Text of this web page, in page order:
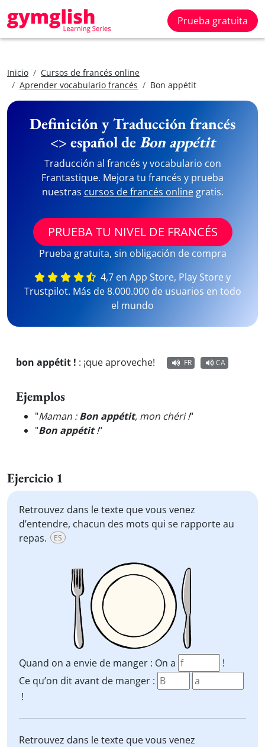
Prueba gratuita
Inicio
Cursos de francés online
Aprender vocabulario francés
Bon appétit
Definición y Traducción francés
<> español deBon appétit
Traducción al francés y vocabulario con
Frantastique. Mejora tu francés y prueba
nuestras cursos de francés onlinegratis.
PRUEBA TU NIVEL DE FRANCÉS
Prueba gratuita, sin obligación de compra
4,7 en App Store, Play Store y
Trustpilot. Más de 8.000.000 de usuarios en todo
el mundo
bon appétit ! : ¡que aproveche! FR CA
Ejemplos
"Maman :Bon appétit, mon chéri !"
"Bon appétit!"
Ejercicio 1
Retrouvez dans le texte que vous venez
d’entendre, chacun des mots qui se rapporte au
repas.
ES
Quand on a envie de manger : On a
!
Ce qu’on dit avant de manger :
!
Retrouvez dans le texte que vous venez